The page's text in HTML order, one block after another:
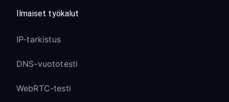
Ilmaiset työkalut
IP-tarkistus
DNS-vuototesti
WebRTC-testi